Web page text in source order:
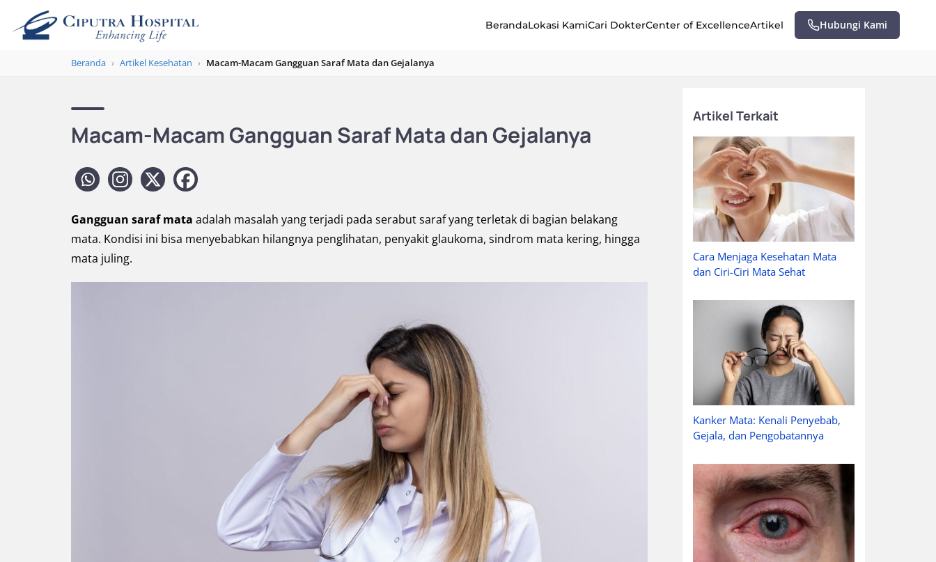
BerandaLokasi KamiCari DokterCenter of ExcellenceArtikel Hubungi Kami
Beranda › Artikel Kesehatan › Macam-Macam Gangguan Saraf Mata dan Gejalanya
Macam-Macam Gangguan Saraf Mata dan Gejalanya
Gangguan saraf mata adalah masalah yang terjadi pada serabut saraf yang terletak di bagian belakang
mata. Kondisi ini bisa menyebabkan hilangnya penglihatan, penyakit glaukoma, sindrom mata kering, hingga
mata juling.
Artikel Terkait
Cara Menjaga Kesehatan Mata
dan Ciri-Ciri Mata Sehat
Kanker Mata: Kenali Penyebab,
Gejala, dan Pengobatannya